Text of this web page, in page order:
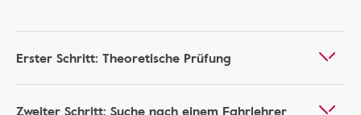
Erster Schritt: Theoretische Prüfung
Zweiter Schritt: Suche nach einem Fahrlehrer